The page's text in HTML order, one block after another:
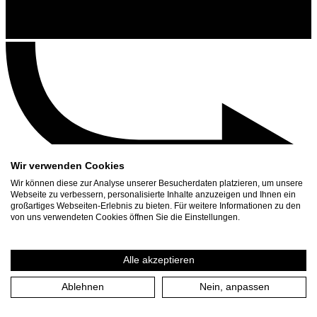
Kontakt
Presse Download
Wir verwenden Cookies
Wir können diese zur Analyse unserer Besucherdaten platzieren, um unsere
Webseite zu verbessern, personalisierte Inhalte anzuzeigen und Ihnen ein
großartiges Webseiten-Erlebnis zu bieten. Für weitere Informationen zu den
von uns verwendeten Cookies öffnen Sie die Einstellungen.
Alle akzeptieren
Ablehnen Nein, anpassen